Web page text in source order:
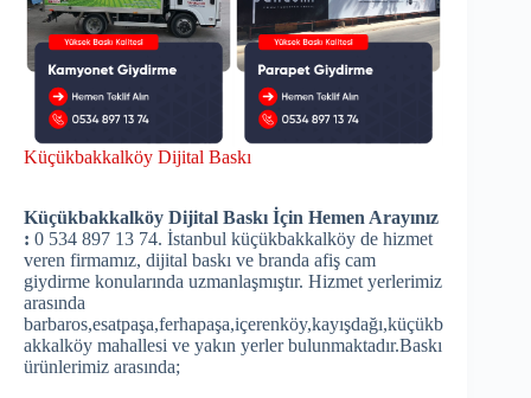
Küçükbakkalköy Dijital Baskı
Küçükbakkalköy Dijital Baskı İçin Hemen Arayınız
: 0 534 897 13 74. İstanbul küçükbakkalköy de hizmet
veren firmamız, dijital baskı ve branda afiş cam
giydirme konularında uzmanlaşmıştır. Hizmet yerlerimiz
arasında
barbaros,esatpaşa,ferhapaşa,içerenköy,kayışdağı,küçükb
akkalköy mahallesi ve yakın yerler bulunmaktadır.Baskı
ürünlerimiz arasında;